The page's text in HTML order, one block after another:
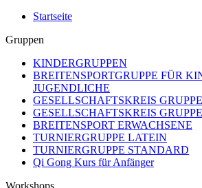
Startseite
Gruppen
KINDERGRUPPEN
BREITENSPORTGRUPPE FÜR
JUGENDLICHE
GESELLSCHAFTSKREIS
GESELLSCHAFTSKREIS
BREITENSPORT ERWACHSENE
TURNIERGRUPPE LATEIN
TURNIERGRUPPE STANDARD
Qi Gong Kurs für Anfänger